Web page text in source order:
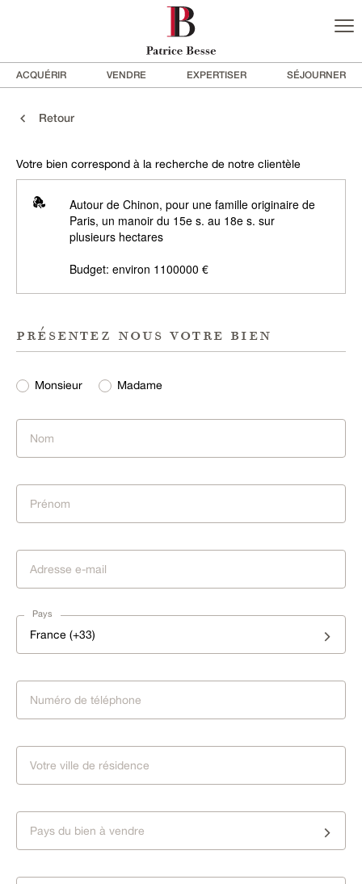
ACQUÉRIR VENDRE EXPERTISER SÉJOURNER
Retour
Votre bien correspond à la recherche de notre clientèle
Autour de Chinon, pour une famille originaire de
Paris, un manoir du 15e s. au 18e s. sur
plusieurs hectares
Budget: environ 1100000 €
présentez nous votre bien
Monsieur Madame
Pays
France (+33)
Pays du bien à vendre